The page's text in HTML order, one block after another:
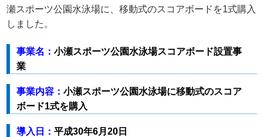
瀬スポーツ公園⽔泳場に、移動式のスコアボードを1式購⼊
しました。
事業名： ⼩瀬スポーツ公園⽔泳場スコアボード設置事
業
事業内容： ⼩瀬スポーツ公園⽔泳場に移動式のスコア
ボード1式を購⼊
導入日： 平成30年6⽉20⽇